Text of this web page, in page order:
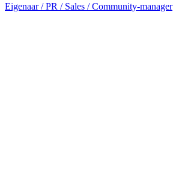
Eigenaar / PR / Sales / Community-manager